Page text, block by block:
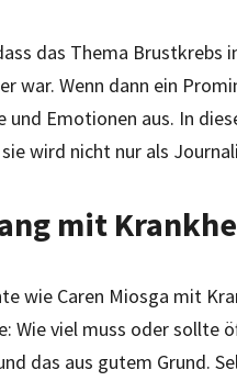
das Thema Brustkrebs
war. Wenn dann ein
Emotionen aus. In
wird nicht nur als
mit
wie Caren Miosga mit
Wie viel muss oder sollte
das aus gutem Grund.